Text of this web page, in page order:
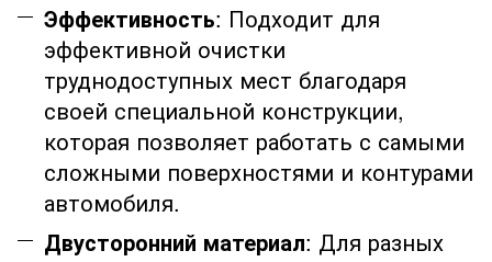
Эффективность: Подходит для
эффективной очистки
труднодоступных мест благодаря
своей специальной конструкции,
которая позволяет работать с самыми
сложными поверхностями и контурами
автомобиля.
Двусторонний материал: Для разных